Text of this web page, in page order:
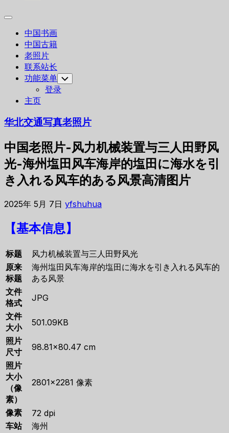
Expand
中国书画
中国古籍
老照片
联系站长
功能菜单 Toggle
Child
Menu
登录
主页
华北交通写真老照片
中国老照片-风力机械装置与三人田野风
光-海州塩田风车海岸的塩田に海水を引
き入れる风车的ある风景高清图片
2025年 5月 7日 yfshuhua
【基本信息】
标题
风力机械装置与三人田野风光
原来
标题
海州塩田风车海岸的塩田に海水を引き入れる风车的
ある风景
文件
格式
JPG
文件
大小
501.09KB
照片
尺寸
98.81×80.47 cm
照片
大小
（像
素）
2801×2281 像素
像素
72 dpi
车站
海州